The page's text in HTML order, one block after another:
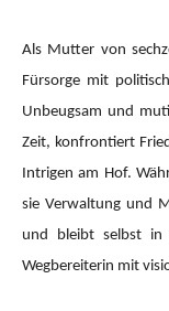
Als Mutter von
Fürsorge mit
Unbeugsam und
Zeit, konfrontiert
Intrigen am Hof.
sie Verwaltung und
und bleibt selbst in
Wegbereiterin mit